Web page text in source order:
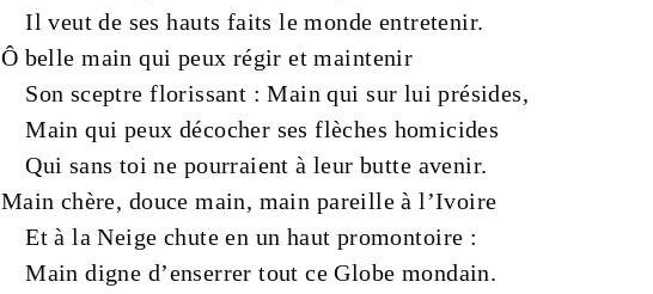
Il veut de seshauts faits lemonde entretenir.
Ô belle main qui peux régir et maintenir
Son sceptre florissant :Main qui sur lui présides,
Main qui peux décocher sesflèches homicides
Qui sans toi ne pourraient à leurbutte avenir.
Main chère, douce main, main pareille à l’Ivoire
Et à laNeige chute en un haut promontoire :
Main digne d’enserrer tout ceGlobe mondain.